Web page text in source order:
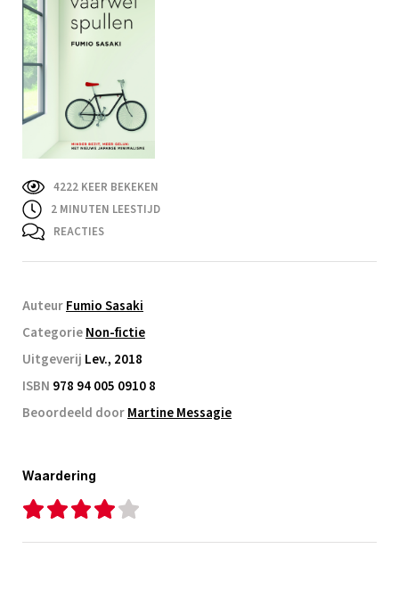
4222 KEER BEKEKEN
2 MINUTEN LEESTIJD
REACTIES
AuteurFumio Sasaki
CategorieNon-fictie
Uitgeverij Lev., 2018
ISBN 978 94 005 0910 8
Beoordeeld doorMartine Messagie
Waardering